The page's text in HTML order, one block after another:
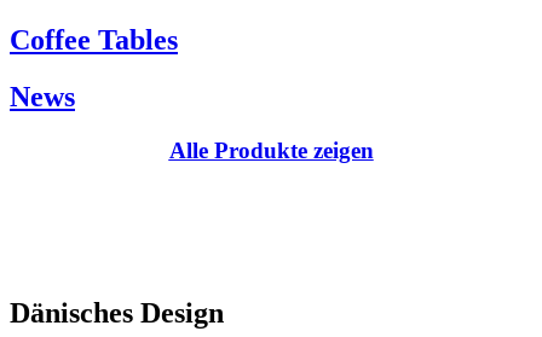
Coffee Tables
News
Alle Produkte zeigen
Dänisches Design